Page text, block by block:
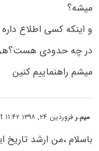
میشه؟
و اینکه کسی اطلاع
در چه حدودی هست؟هر
میشم راهنماییم کنین
میم.رفروردین ۲۴, ۱۳۹۸ at ۱۱:۴۲ ب٫ظ
باسلام ،من ارشد تاریخ